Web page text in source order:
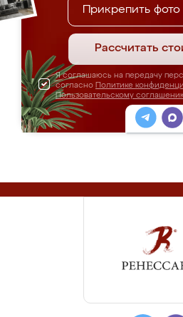
Прикрепить фото
Рассчитать
Я соглашаюсь на передачу
согласно Политике
Пользовательскому